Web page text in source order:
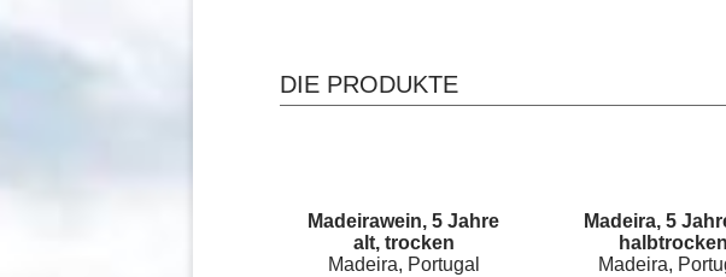
DIE PRODUKTE
Madeirawein, 5 Jahre
alt, trocken
Madeira, Portugal
Madeira, 5
halbtrocken
Madeira,